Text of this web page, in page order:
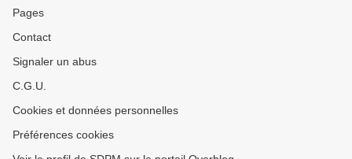
Pages
Contact
Signaler un abus
C.G.U.
Cookies et données personnelles
Préférences cookies